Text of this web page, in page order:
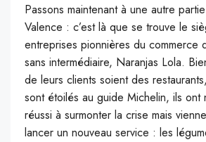
Passons maintenant à une autre
Valence : c’est là que se trouve le
entreprises pionnières du commerce
sans intermédiaire, Naranjas Lola.
de leurs clients soient des
sont étoilés au guide Michelin, ils ont
réussi à surmonter la crise mais
lancer un nouveau service : les